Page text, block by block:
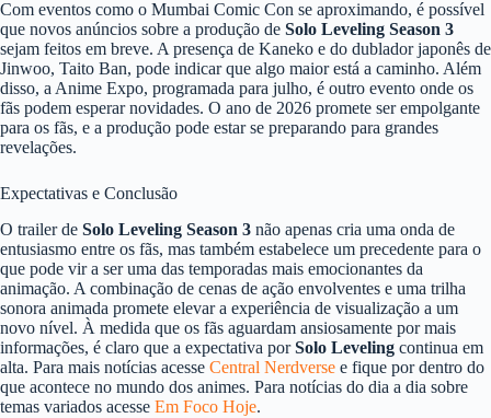
Com eventos como o Mumbai Comic Con se aproximando, é possível
que novos anúncios sobre a produção de Solo Leveling Season 3
sejam feitos em breve. A presença de Kaneko e do dublador japonês de
Jinwoo, Taito Ban, pode indicar que algo maior está a caminho. Além
disso, a Anime Expo, programada para julho, é outro evento onde os
fãs podem esperar novidades. O ano de 2026 promete ser empolgante
para os fãs, e a produção pode estar se preparando para grandes
revelações.
Expectativas e Conclusão
O trailer de Solo Leveling Season 3 não apenas cria uma onda de
entusiasmo entre os fãs, mas também estabelece um precedente para o
que pode vir a ser uma das temporadas mais emocionantes da
animação. A combinação de cenas de ação envolventes e uma trilha
sonora animada promete elevar a experiência de visualização a um
novo nível. À medida que os fãs aguardam ansiosamente por mais
informações, é claro que a expectativa porSolo Leveling continua em
alta. Para mais notícias acesse Central Nerdverse e fique por dentro do
que acontece no mundo dos animes. Para notícias do dia a dia sobre
temas variados acesse Em Foco Hoje.